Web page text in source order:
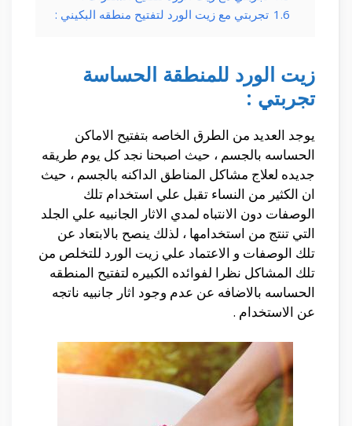
1.6 تجربتي مع زيت الورد لتفتيح منطقه البكيني :
زيت الورد للمنطقة الحساسة
تجربتي :
يوجد العديد من الطرق الخاصه بتفتيح الاماكن
الحساسه بالجسم ، حيث اصبحنا نجد كل يوم طريقه
جديده لعلاج مشاكل المناطق الداكنه بالجسم ، حيث
ان الكثير من النساء تقبل علي استخدام تلك
الوصفات دون الانتباه لمدي الاثار الجانبيه علي الجلد
التي تنتج من استخدامها ، لذلك ينصح بالابتعاد عن
تلك الوصفات و الاعتماد علي زيت الورد للتخلص من
تلك المشاكل نظرا لفوائده الكبيره لتفتيح المنطقه
الحساسه بالاضافه عن عدم وجود اثار جانبيه ناتجه
عن الاستخدام .